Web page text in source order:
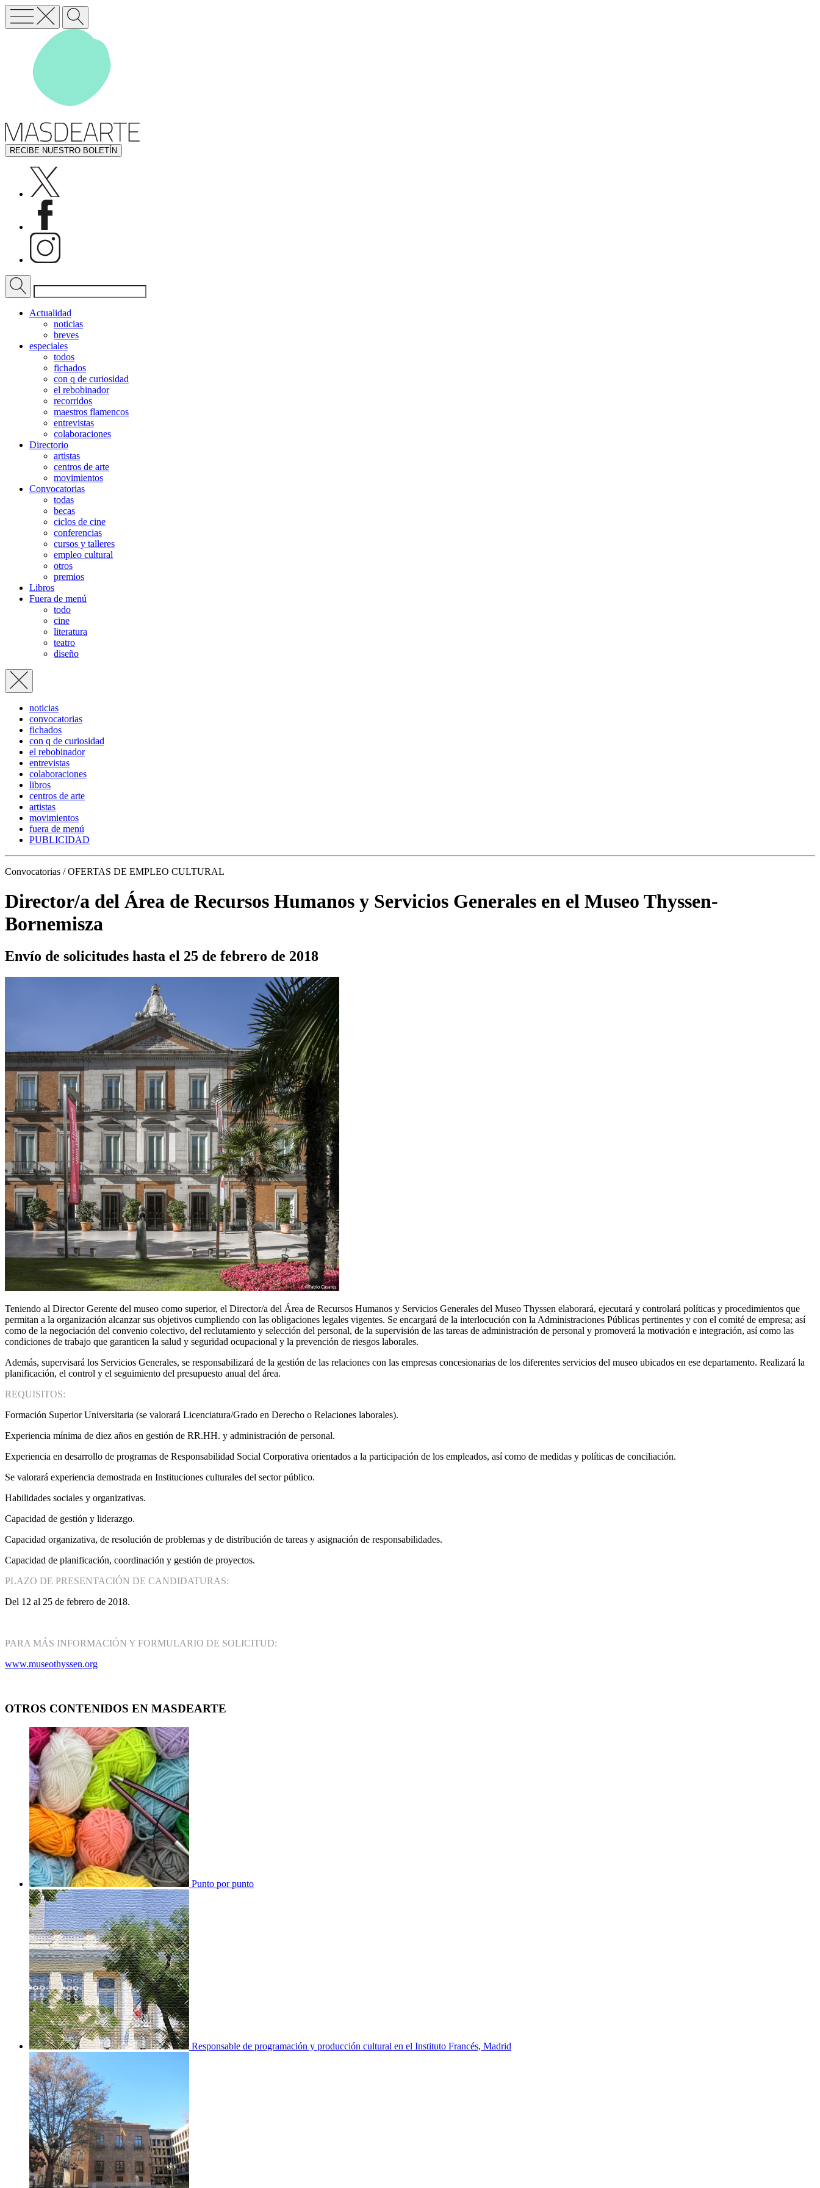
RECIBE NUESTRO BOLETÍN
Actualidad
noticias
breves
especiales
todos
fichados
con q de curiosidad
el rebobinador
recorridos
maestros flamencos
entrevistas
colaboraciones
Directorio
artistas
centros de arte
movimientos
Convocatorias
todas
becas
ciclos de cine
conferencias
cursos y talleres
empleo cultural
otros
premios
Libros
Fuera de menú
todo
cine
literatura
teatro
diseño
noticias
convocatorias
fichados
con q de curiosidad
el rebobinador
entrevistas
colaboraciones
libros
centros de arte
artistas
movimientos
fuera de menú
PUBLICIDAD
Convocatorias / OFERTAS DE EMPLEO CULTURAL
Director/a del Área de Recursos Humanos y Servicios Generales en el Museo Thyssen-
Bornemisza
Envío de solicitudes hasta el 25 de febrero de 2018
Teniendo al Director Gerente del museo como superior, el Director/a del Área de Recursos Humanos y Servicios Generales del Museo Thyssen elaborará, ejecutará y controlará políticas y procedimientos que
permitan a la organización alcanzar sus objetivos cumpliendo con las obligaciones legales vigentes. Se encargará de la interlocución con la Administraciones Públicas pertinentes y con el comité de empresa; así
como de la negociación del convenio colectivo, del reclutamiento y selección del personal, de la supervisión de las tareas de administración de personal y promoverá la motivación e integración, así como las
condiciones de trabajo que garanticen la salud y seguridad ocupacional y la prevención de riesgos laborales.
Además, supervisará los Servicios Generales, se responsabilizará de la gestión de las relaciones con las empresas concesionarias de los diferentes servicios del museo ubicados en ese departamento. Realizará la
planificación, el control y el seguimiento del presupuesto anual del área.
REQUISITOS:
Formación Superior Universitaria (se valorará Licenciatura/Grado en Derecho o Relaciones laborales).
Experiencia mínima de diez años en gestión de RR.HH. y administración de personal.
Experiencia en desarrollo de programas de Responsabilidad Social Corporativa orientados a la participación de los empleados, así como de medidas y políticas de conciliación.
Se valorará experiencia demostrada en Instituciones culturales del sector público.
Habilidades sociales y organizativas.
Capacidad de gestión y liderazgo.
Capacidad organizativa, de resolución de problemas y de distribución de tareas y asignación de responsabilidades.
Capacidad de planificación, coordinación y gestión de proyectos.
PLAZO DE PRESENTACIÓN DE CANDIDATURAS:
Del 12 al 25 de febrero de 2018.
PARA MÁS INFORMACIÓN Y FORMULARIO DE SOLICITUD:
www.museothyssen.org
OTROS CONTENIDOS EN MASDEARTE
Punto por punto
Responsable de programación y producción cultural en el Instituto Francés, Madrid